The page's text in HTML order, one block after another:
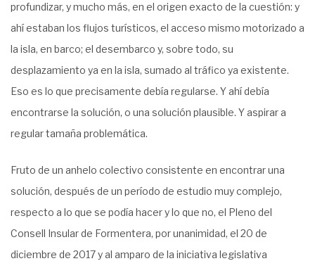
profundizar, y mucho más, en el origen exacto de la cuestión: y
ahí estaban los flujos turísticos, el acceso mismo motorizado a
la isla, en barco; el desembarco y, sobre todo, su
desplazamiento ya en la isla, sumado al tráfico ya existente.
Eso es lo que precisamente debía regularse. Y ahí debía
encontrarse la solución, o una solución plausible. Y aspirar a
regular tamaña problemática.
Fruto de un anhelo colectivo consistente en encontrar una
solución, después de un período de estudio muy complejo,
respecto a lo que se podía hacer y lo que no, el Pleno del
Consell Insular de Formentera, por unanimidad, el 20 de
diciembre de 2017 y al amparo de la iniciativa legislativa